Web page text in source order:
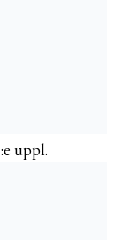
uppl.